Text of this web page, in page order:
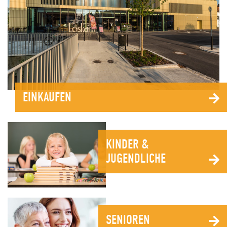
EINKAUFEN
KINDER &
JUGENDLICHE
SENIOREN